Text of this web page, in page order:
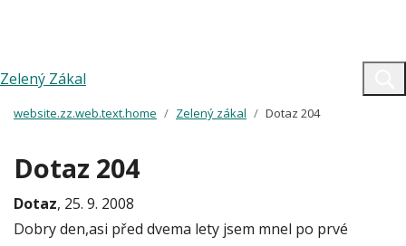
Zelený Zákal
website.zz.web.text.home Zelený zákal Dotaz 204
Dotaz 204
Dotaz, 25. 9. 2008
Dobry den,asi před dvema lety jsem mnel po prvé